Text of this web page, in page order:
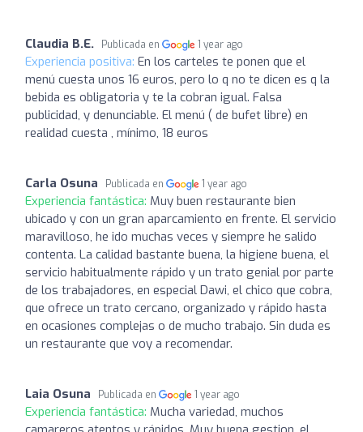
Claudia B.E. Publicada en 1 year ago
Experiencia positiva: En los carteles te ponen que el
menú cuesta unos 16 euros, pero lo q no te dicen es q la
bebida es obligatoria y te la cobran igual. Falsa
publicidad, y denunciable. El menú ( de bufet libre) en
realidad cuesta , mínimo, 18 euros
Carla Osuna Publicada en 1 year ago
Experiencia fantástica: Muy buen restaurante bien
ubicado y con un gran aparcamiento en frente. El servicio
maravilloso, he ido muchas veces y siempre he salido
contenta. La calidad bastante buena, la higiene buena, el
servicio habitualmente rápido y un trato genial por parte
de los trabajadores, en especial Dawi, el chico que cobra,
que ofrece un trato cercano, organizado y rápido hasta
en ocasiones complejas o de mucho trabajo. Sin duda es
un restaurante que voy a recomendar.
Laia Osuna Publicada en 1 year ago
Experiencia fantástica: Mucha variedad, muchos